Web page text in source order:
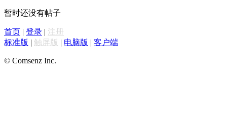
暂时还没有帖子
首页 | 登录 | 注册
标准版 | 触屏版 | 电脑版 | 客户端
© Comsenz Inc.